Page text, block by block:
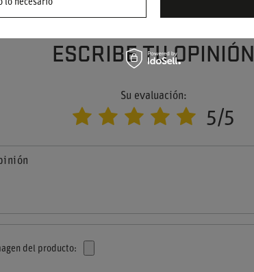
ESCRIBE TU OPINIÓN
Su evaluación:
5/5
del producto:
lo necesario